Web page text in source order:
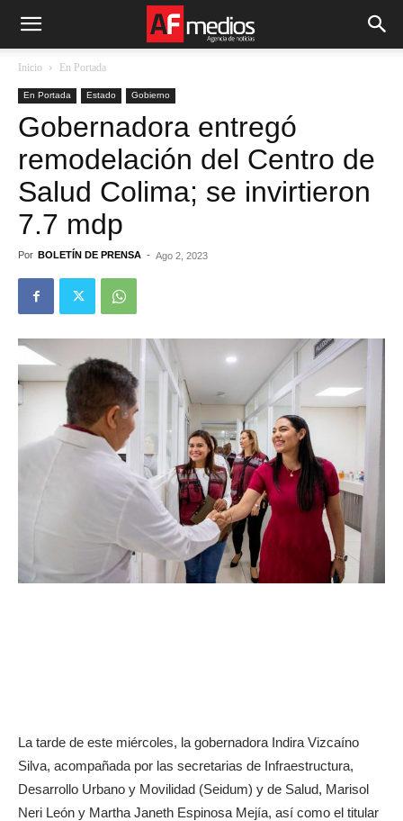
Inicio En Portada
En Portada Estado Gobierno
Gobernadora entregó
remodelación del Centro de
Salud Colima; se invirtieron
7.7 mdp
Por BOLETÍN DE PRENSA - Ago 2, 2023
La tarde de este miércoles, la gobernadora Indira Vizcaíno
Silva, acompañada por las secretarias de Infraestructura,
Desarrollo Urbano y Movilidad (Seidum) y de Salud, Marisol
Neri León y Martha Janeth Espinosa Mejía, así como el titular